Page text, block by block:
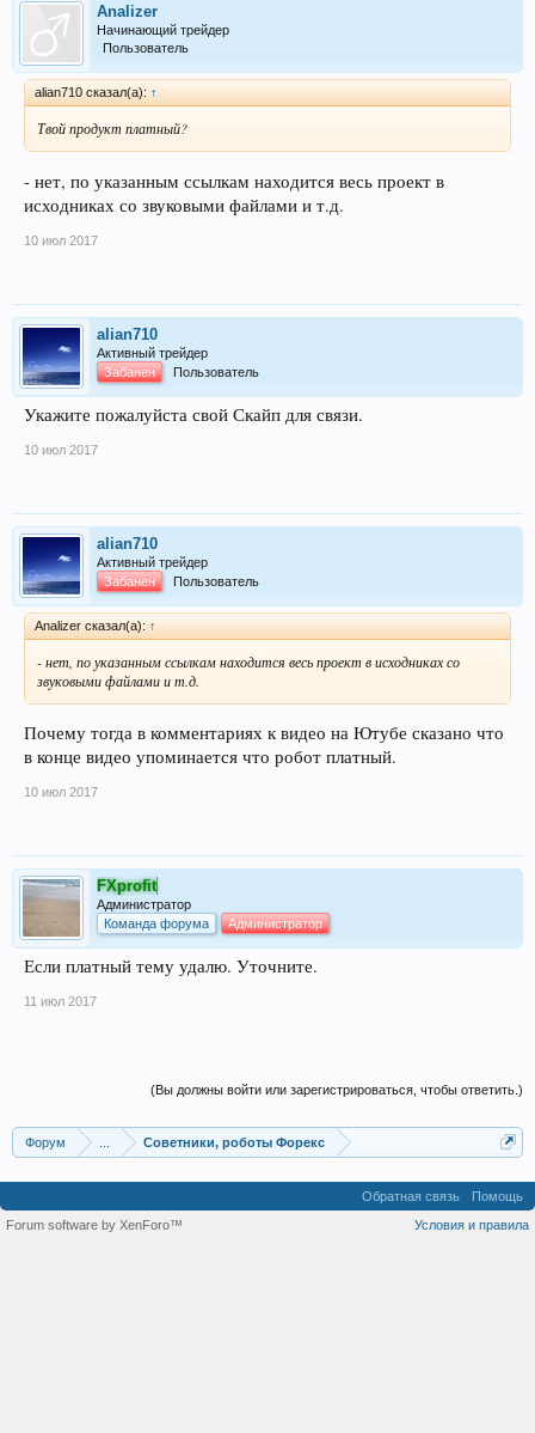
Analizer
Начинающий трейдер
Пользователь
alian710 сказал(а): ↑
Твой продукт платный?
- нет, по указанным ссылкам находится весь проект в
исходниках со звуковыми файлами и т.д.
10 июл 2017
alian710
Активный трейдер
Забанен
Пользователь
Укажите пожалуйста свой Скайп для связи.
10 июл 2017
alian710
Активный трейдер
Забанен
Пользователь
Analizer сказал(а): ↑
- нет, по указанным ссылкам находится весь проект в исходниках со
звуковыми файлами и т.д.
Почему тогда в комментариях к видео на Ютубе сказано что
в конце видео упоминается что робот платный.
10 июл 2017
FXprofit
Администратор
Команда форума
Администратор
Если платный тему удалю. Уточните.
11 июл 2017
(Вы должны войти или зарегистрироваться, чтобы ответить.)
Форум Советники, роботы Форекс
Обратная связь
Помощь
Условия и правила
Forum software by XenForo™